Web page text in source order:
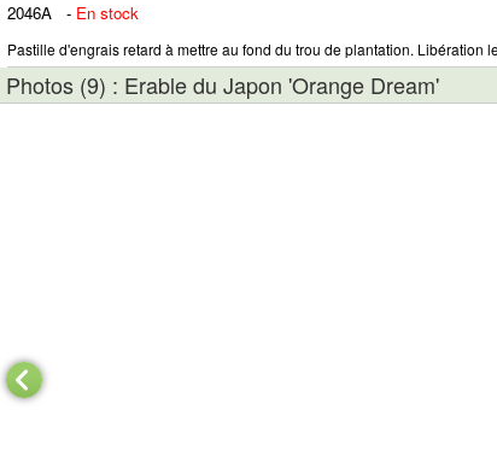
2046A
- En stock
Pastille d'engrais retard à mettre au fond du trou de plantation. Libération
Photos (9) : Erable du Japon 'Orange Dream'